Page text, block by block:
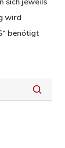
wird
benötigt